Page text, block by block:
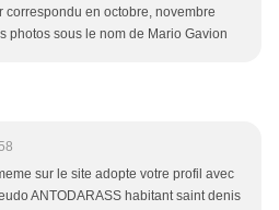
correspondu en octobre, novembre
photos sous le nom de Mario Gavion
sur le site adopte votre profil avec
ANTODARASS habitant saint denis